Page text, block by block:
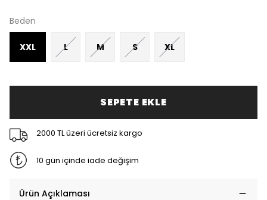
Beden
XXL L M S XL
SEPETE EKLE
2000 TL üzeri ücretsiz kargo
10 gün içinde iade değişim
Ürün Açıklaması